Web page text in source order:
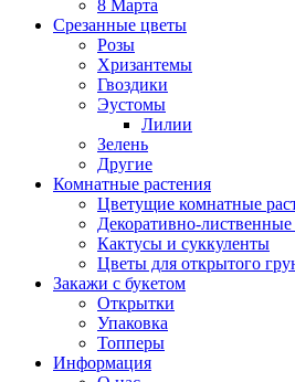
8 Марта
Срезанные цветы
Розы
Хризантемы
Гвоздики
Эустомы
Лилии
Зелень
Другие
Комнатные растения
Цветущие комнатные
Декоративно-
Кактусы и суккуленты
Цветы для открытого
Закажи с букетом
Открытки
Упаковка
Топперы
Информация